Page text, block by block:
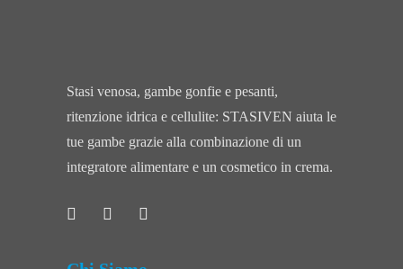
Stasi venosa, gambe gonfie e pesanti,
ritenzione idrica e cellulite: STASIVEN aiuta le
tue gambe grazie alla combinazione di un
integratore alimentare e un cosmetico in crema.